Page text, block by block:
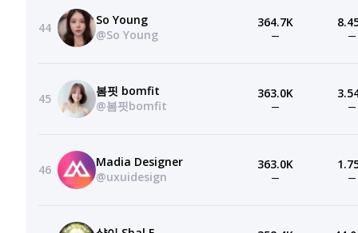
44
So Young
@So Young
364.7K
— —
45
봄핏 bomfit
@봄핏bomfit
363.0K
— —
46
Madia Designer
@uxuidesign
363.0K
— —